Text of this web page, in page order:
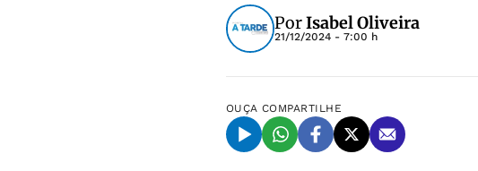
PorIsabel Oliveira
21/12/2024 - 7:00 h
OUÇA COMPARTILHE